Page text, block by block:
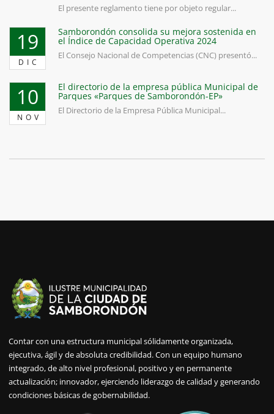
El presente reglamento tiene por objeto regular...
19
DIC
Samborondón consolida su mejora sostenida en
el Índice de Capacidad Operativa 2024
El Consejo Nacional de Competencias (CNC) presentó...
10
NOV
El directorio de la empresa pública Municipal de
Parques «Parques de Samborondón-EP»
El Directorio de la Empresa Pública Municipal...
Contar con una estructura municipal sólidamente organizada,
ejecutiva, ágil y de absoluta credibilidad. Con un equipo humano
integrado, de alto nivel profesional, positivo y en permanente
actualización; innovador, ejerciendo liderazgo de calidad y generando
condiciones básicas de gobernabilidad.